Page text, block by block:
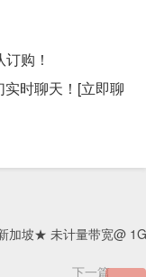
购！
时聊天！[立即聊
加坡★ 未计量带宽@
下一篇